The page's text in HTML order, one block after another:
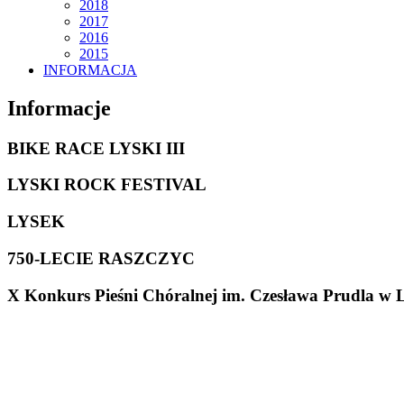
2018
2017
2016
2015
INFORMACJA
Informacje
BIKE RACE LYSKI III
LYSKI ROCK FESTIVAL
LYSEK
750-LECIE RASZCZYC
X Konkurs Pieśni Chóralnej im. Czesława Prudla w